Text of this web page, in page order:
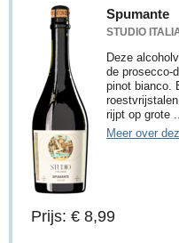
Spumante
STUDIO
Deze
de prosecco-
pinot bianco.
rijpt op grote ...
Meer over
Prijs: € 8,99